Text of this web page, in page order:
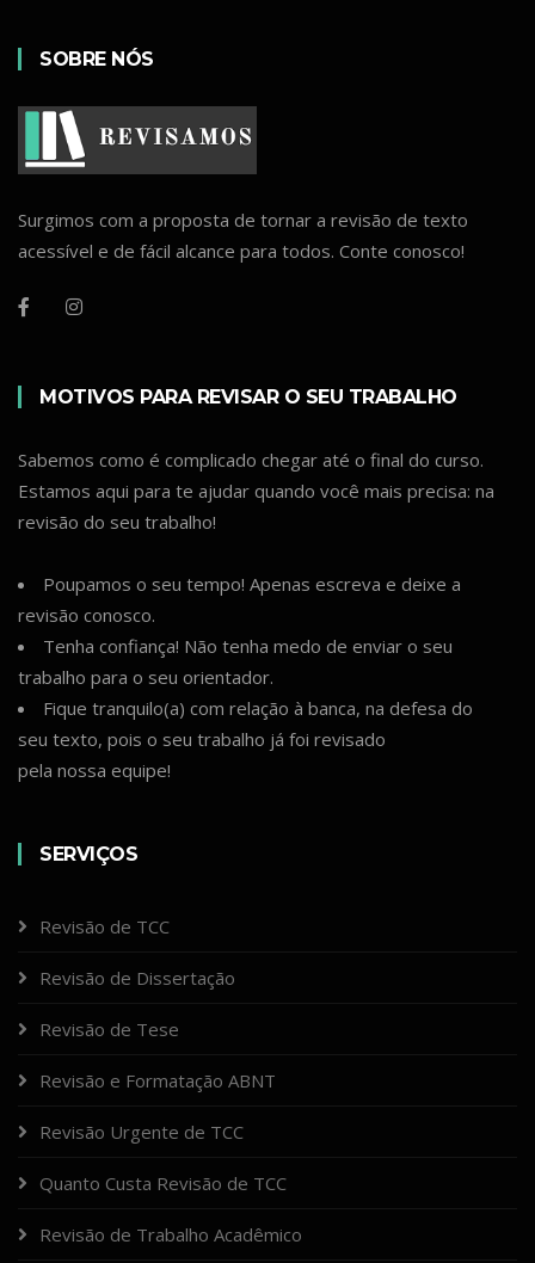
SOBRE NÓS
Surgimos com a proposta de tornar a revisão de texto
acessível e de fácil alcance para todos. Conte conosco!
MOTIVOS PARA REVISAR O SEU TRABALHO
Sabemos como é complicado chegar até o final do curso.
Estamos aqui para te ajudar quando você mais precisa: na
revisão do seu trabalho!
Poupamos o seu tempo! Apenas escreva e deixe a
revisão conosco.
Tenha confiança! Não tenha medo de enviar o seu
trabalho para o seu orientador.
Fique tranquilo(a) com relação à banca, na defesa do
seu texto, pois o seu trabalho já foi revisado
pela nossa equipe!
SERVIÇOS
Revisão de TCC
Revisão de Dissertação
Revisão de Tese
Revisão e Formatação ABNT
Revisão Urgente de TCC
Quanto Custa Revisão de TCC
Revisão de Trabalho Acadêmico